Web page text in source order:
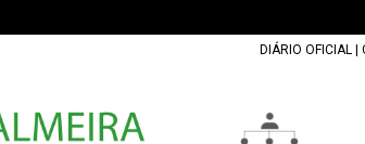
DIÁRIO OFICIAL